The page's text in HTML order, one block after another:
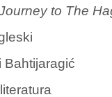
to The
Bahtijaragić